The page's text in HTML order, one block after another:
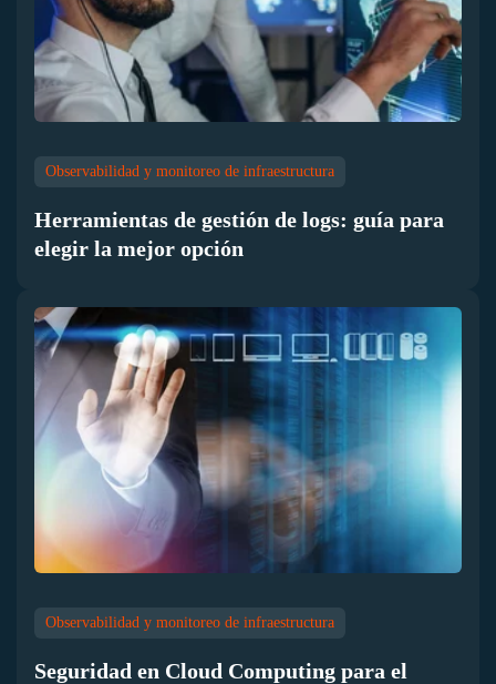
Observabilidad y monitoreo de infraestructura
Herramientas de gestión de logs: guía para
elegir la mejor opción
Observabilidad y monitoreo de infraestructura
Seguridad en Cloud Computing para el